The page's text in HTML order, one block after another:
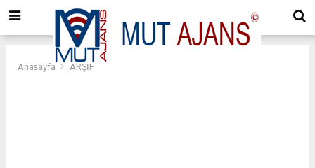
Anasayfa ARŞİF